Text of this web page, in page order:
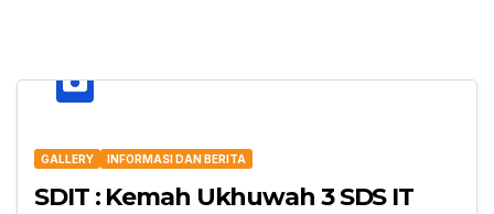
GALLERY INFORMASI DAN BERITA
SDIT : Kemah Ukhuwah 3 SDS IT